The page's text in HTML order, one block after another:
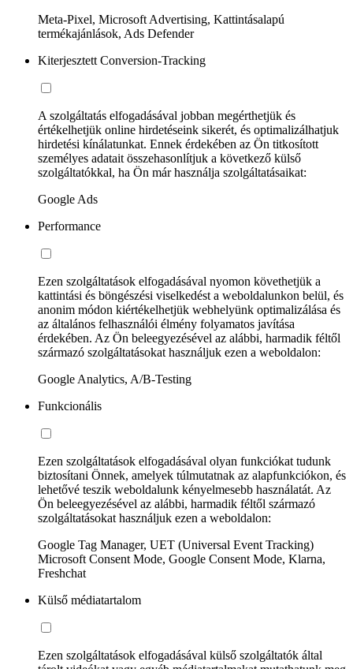
Meta-Pixel, Microsoft Advertising, Kattintásalapú
termékajánlások, Ads Defender
Kiterjesztett Conversion-Tracking
A szolgáltatás elfogadásával jobban megérthetjük és
értékelhetjük online hirdetéseink sikerét, és optimalizálhatjuk
hirdetési kínálatunkat. Ennek érdekében az Ön titkosított
személyes adatait összehasonlítjuk a következő külső
szolgáltatókkal, ha Ön már használja szolgáltatásaikat:
Google Ads
Performance
Ezen szolgáltatások elfogadásával nyomon követhetjük a
kattintási és böngészési viselkedést a weboldalunkon belül, és
anonim módon kiértékelhetjük webhelyünk optimalizálása és
az általános felhasználói élmény folyamatos javítása
érdekében. Az Ön beleegyezésével az alábbi, harmadik féltől
származó szolgáltatásokat használjuk ezen a weboldalon:
Google Analytics, A/B-Testing
Funkcionális
Ezen szolgáltatások elfogadásával olyan funkciókat tudunk
biztosítani Önnek, amelyek túlmutatnak az alapfunkciókon, és
lehetővé teszik weboldalunk kényelmesebb használatát. Az
Ön beleegyezésével az alábbi, harmadik féltől származó
szolgáltatásokat használjuk ezen a weboldalon:
Google Tag Manager, UET (Universal Event Tracking)
Microsoft Consent Mode, Google Consent Mode, Klarna,
Freshchat
Külső médiatartalom
Ezen szolgáltatások elfogadásával külső szolgáltatók által